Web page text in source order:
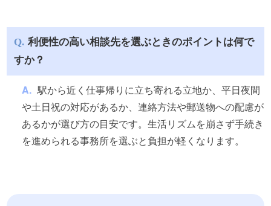
利便性の高い相談先を選ぶときのポイントは何で
すか？
駅から近く仕事帰りに立ち寄れる立地か、平日夜間
や土日祝の対応があるか、連絡方法や郵送物への配慮が
あるかが選び方の目安です。生活リズムを崩さず手続き
を進められる事務所を選ぶと負担が軽くなります。